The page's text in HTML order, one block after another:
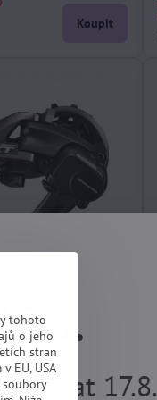
Koupit
XT M8000
original balení
tohoto
o jeho
stran
EU, USA
soubory
17.8.